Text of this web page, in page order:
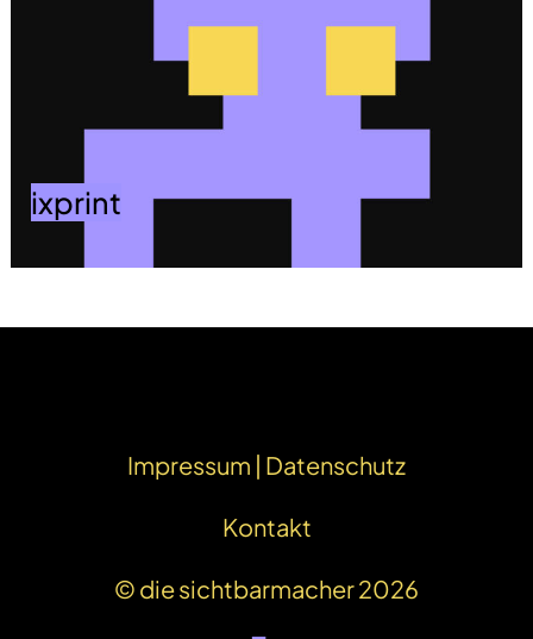
ixprint
Impressum | Datenschutz
Kontakt
© die sichtbarmacher 2026